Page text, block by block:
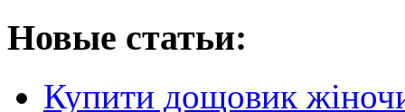
Новые статьи:
Купити дощовик